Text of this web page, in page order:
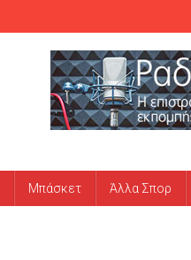
Μπάσκετ Άλλα Σπορ